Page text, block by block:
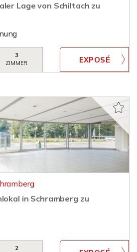
Lage von Schiltach zu
3
ZIMMER
in Schramberg zu
2